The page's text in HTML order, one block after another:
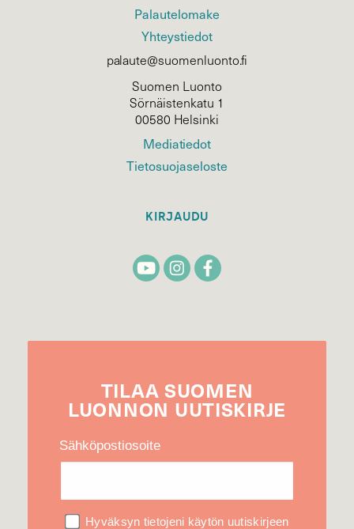
Palautelomake
Yhteystiedot
palaute@suomenluonto.fi
Suomen Luonto
Sörnäistenkatu 1
00580 Helsinki
Mediatiedot
Tietosuojaseloste
KIRJAUDU
TILAA SUOMEN
LUONNON UUTIS­KIRJE
Sähköpostiosoite
Hyväksyn tietojeni käytön uutiskirjeen